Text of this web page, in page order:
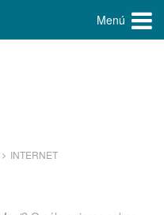
Menú
INTERNET